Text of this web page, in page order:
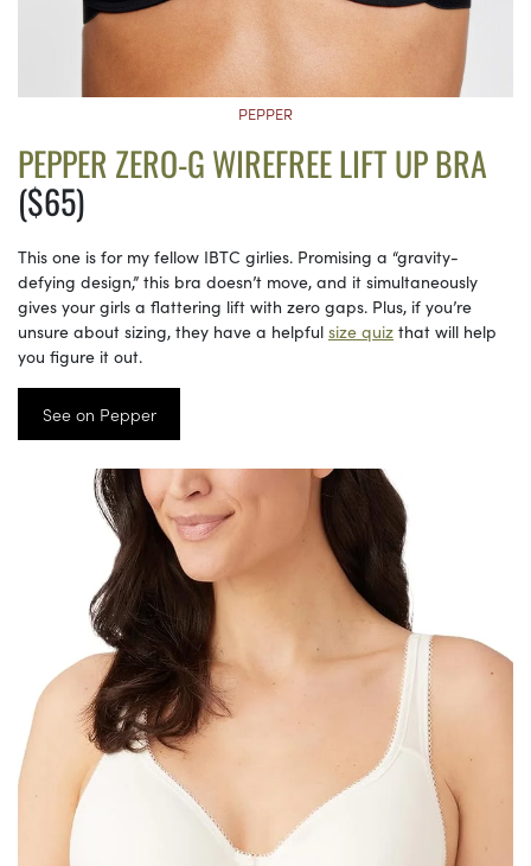
PEPPER
PEPPER ZERO-G WIREFREE LIFT UP BRA
($65)
This one is for my fellow IBTC girlies. Promising a “gravity-
defying design,” this bra doesn’t move, and it simultaneously
gives your girls a flattering lift with zero gaps. Plus, if you’re
unsure about sizing, they have a helpful size quiz that will help
you figure it out.
See on Pepper